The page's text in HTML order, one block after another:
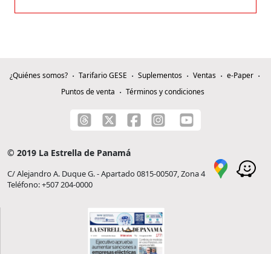
¿Quiénes somos? Tarifario GESE Suplementos Ventas
e-Paper
Puntos de venta
Términos y condiciones
© 2019 La Estrella de Panamá
C/ Alejandro A. Duque G. - Apartado 0815-00507, Zona 4
Teléfono: +507 204-0000